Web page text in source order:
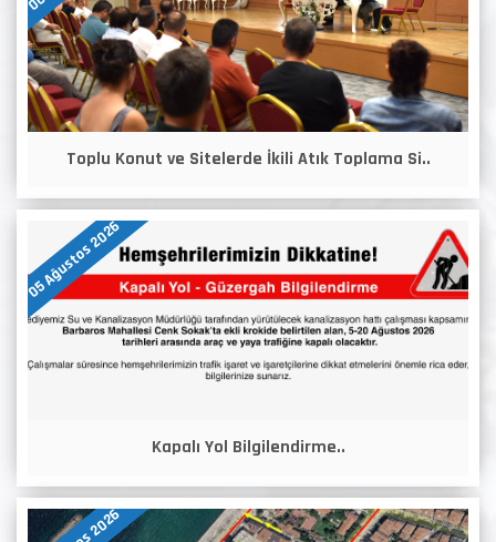
Toplu Konut ve Sitelerde İkili Atık Toplama Si..
05 Ağustos 2026
Kapalı Yol Bilgilendirme..